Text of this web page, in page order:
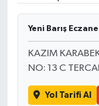
Yeni Barış
KAZIM
NO: 13 C
Yol Tarifi Al